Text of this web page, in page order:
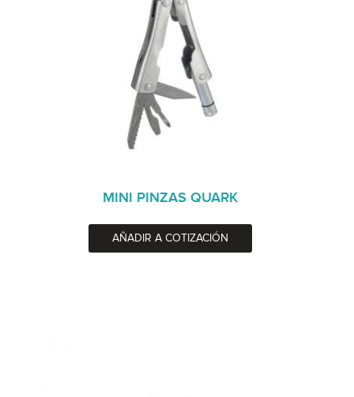
MINI PINZAS QUARK
AÑADIR A COTIZACIÓN